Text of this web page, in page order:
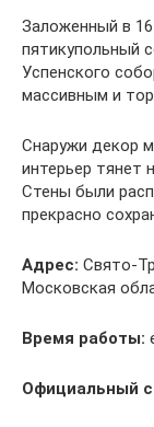
Заложенный в
пятикупольный
Успенского
массивным и
Снаружи декор
интерьер тянет
Стены были
прекрасно
Адрес: Свято-
Московская
Время работы:
Официальный